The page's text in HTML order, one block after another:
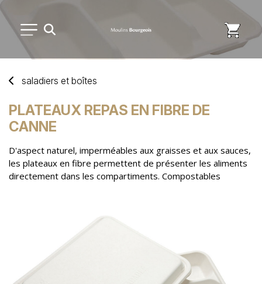
USAGE UNIQUE
MARQUES
saladiers et boîtes
PLATEAUX REPAS EN FIBRE DE
CANNE
D'aspect naturel, imperméables aux graisses et aux sauces,
les plateaux en fibre permettent de présenter les aliments
directement dans les compartiments. Compostables